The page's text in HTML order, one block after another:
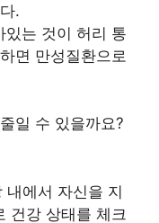
.
있는 것이 허리 통
면 만성질환으로
일 수 있을까요?
내에서 자신을 지
건강 상태를 체크